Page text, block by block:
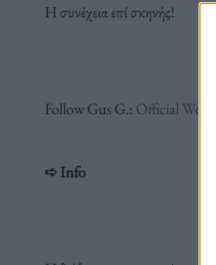
Η συνέχεια επί σκηνής!
Follow Gus G.: Official
➪ Info